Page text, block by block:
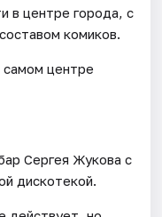
в центре города, с
комиков.
центре
Сергея Жукова с
дискотекой.